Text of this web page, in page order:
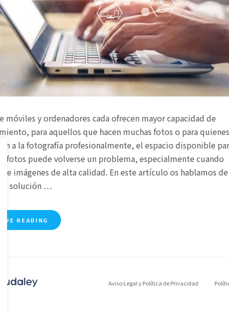
móviles y ordenadores cada ofrecen mayor capacidad de
para aquellos que hacen muchas fotos o para quienes
a la fotografía profesionalmente, el espacio disponible
fotos puede volverse un problema, especialmente cuando
imágenes de alta calidad. En este artículo os hablamos de
solución …
READING
Aviso Legal y Política de Privacidad